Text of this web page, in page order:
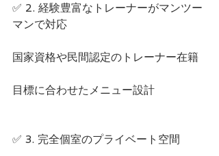
✅ 2. 経験豊富なトレーナーがマンツー
マンで対応
国家資格や民間認定のトレーナー在籍
目標に合わせたメニュー設計
✅ 3. 完全個室のプライベート空間